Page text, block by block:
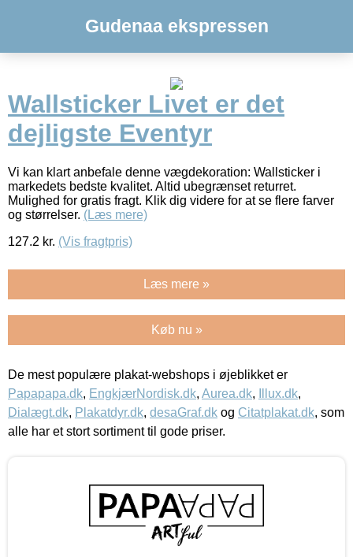
Gudenaa ekspressen
Wallsticker Livet er det
dejligste Eventyr
Vi kan klart anbefale denne vægdekoration: Wallsticker i
markedets bedste kvalitet. Altid ubegrænset returret.
Mulighed for gratis fragt. Klik dig videre for at se flere farver
og størrelser. (Læs mere)
127.2 kr. (Vis fragtpris)
Læs mere »
Køb nu »
De mest populære plakat-webshops i øjeblikket er
Papapapa.dk, EngkjærNordisk.dk, Aurea.dk, Illux.dk,
Dialægt.dk, Plakatdyr.dk, desaGraf.dk og Citatplakat.dk, som
alle har et stort sortiment til gode priser.